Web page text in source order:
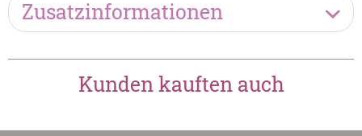
Zusatzinformationen
Kunden kauften auch